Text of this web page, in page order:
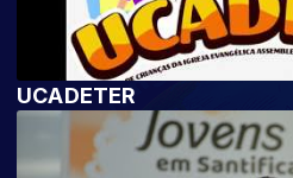
UCADETER